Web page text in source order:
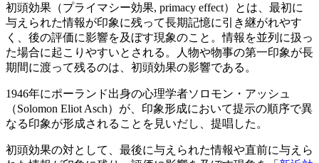
初頭効果（プライマシー効果, primacy effect）とは、最初に
与えられた情報が印象に残って長期記憶に引き継がれやす
く、後の評価に影響を及ぼす現象のこと。情報を並列に扱っ
た場合に起こりやすいとされる。人物や物事の第一印象が長
期間に渡って残るのは、初頭効果の影響である。
1946年にポーランド出身の心理学者ソロモン・アッシュ
（Solomon Eliot Asch）が、印象形成において提示の順序で異
なる印象が形成されることを見いだし、提唱した。
初頭効果の対として、最後に与えられた情報や直前に与えら